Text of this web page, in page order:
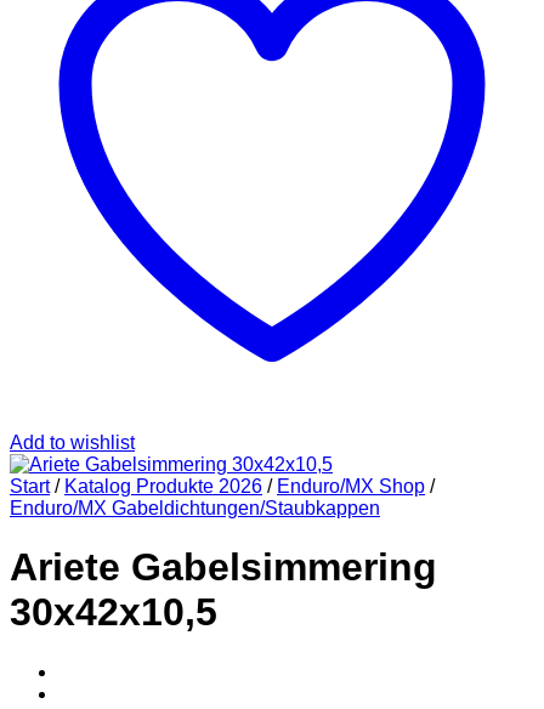
Add to wishlist
Start / Katalog Produkte 2026 / Enduro/MX Shop /
Enduro/MX Gabeldichtungen/Staubkappen
Ariete Gabelsimmering
30x42x10,5